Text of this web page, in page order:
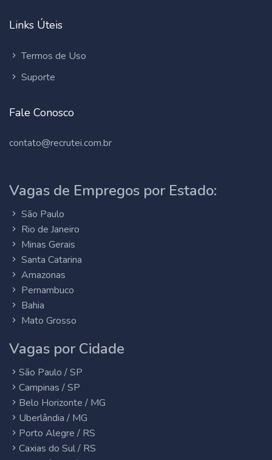
Links Úteis
Termos de Uso
Suporte
Fale Conosco
contato@recrutei.com.br
Vagas de Empregos por Estado:
São Paulo
Rio de Janeiro
Minas Gerais
Santa Catarina
Amazonas
Pernambuco
Bahia
Mato Grosso
Vagas por Cidade
São Paulo / SP
Campinas / SP
Belo Horizonte / MG
Uberlândia / MG
Porto Alegre / RS
Caxias do Sul / RS